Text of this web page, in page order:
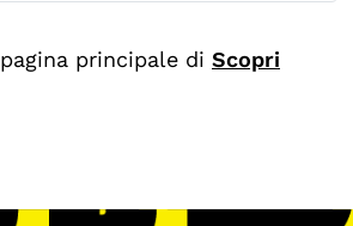
principale di Scopri